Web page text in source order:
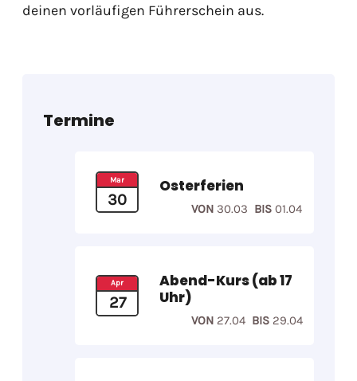
deinen vorläufigen Führerschein aus.
Termine
Mar
30
Osterferien
VON 30.03 BIS 01.04
Apr
27
Abend-Kurs (ab 17
Uhr)
VON 27.04 BIS 29.04